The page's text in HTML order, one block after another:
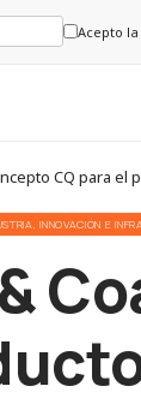
Acepto
CQ para
INNOVACIÓN E